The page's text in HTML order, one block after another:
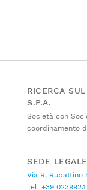
RICERCA
S.P.A.
Società con
coordinamento
SEDE LEGALE
Via R. Rubattino
Tel. +39 023992.1